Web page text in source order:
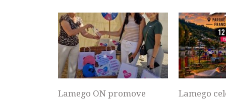
Lamego ON promove
Lamego